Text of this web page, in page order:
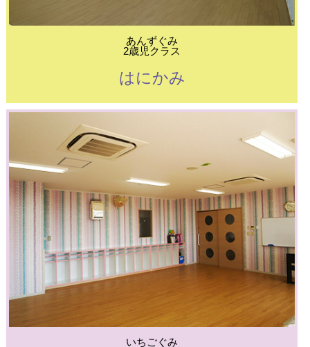
あんずぐみ
2歳児クラス
はにかみ
いちごぐみ